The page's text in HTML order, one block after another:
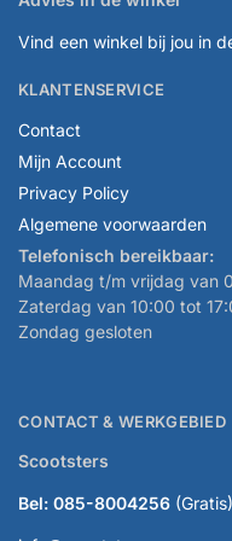
Vind een winkel bij jou in
KLANTENSERVICE
Contact
Mijn Account
Privacy Policy
Algemene voorwaarden
Telefonisch bereikbaar:
Maandag t/m vrijdag van
Zaterdag van 10:00 tot
Zondag gesloten
CONTACT & WERKGEBIED
Scootsters
Bel: 085-8004256 (Gratis)